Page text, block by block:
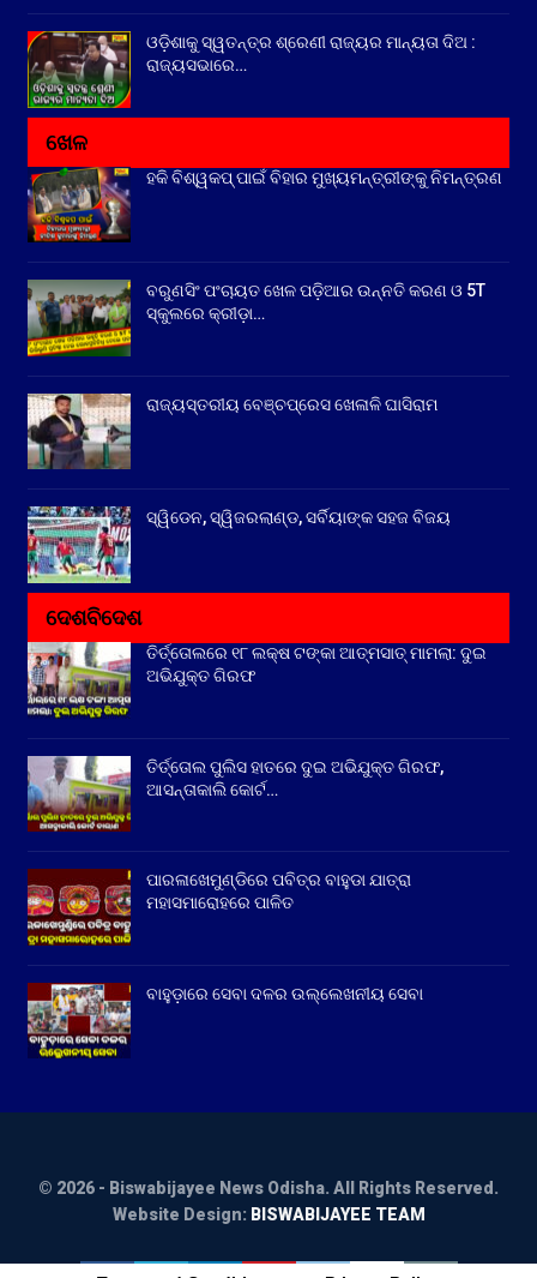
ଓଡ଼ିଶାକୁ ସ୍ୱତନ୍ତ୍ର ଶ୍ରେଣୀ ରାଜ୍ୟର ମାନ୍ୟତା ଦିଅ :
ରାଜ୍ୟସଭାରେ…
ଖେଳ
ହକି ବିଶ୍ୱକପ୍ ପାଇଁ ବିହାର ମୁଖ୍ୟମନ୍ତ୍ରୀଙ୍କୁ ନିମନ୍ତ୍ରଣ
ବରୁଣସିଂ ପଂଚାୟତ ଖେଳ ପଡ଼ିଆର ଉନ୍ନତି କରଣ ଓ 5T
ସ୍କୁଲରେ କ୍ରୀଡ଼ା…
ରାଜ୍ୟସ୍ତରୀୟ ବେଞ୍ଚପ୍ରେସ ଖେଳାଳି ଘାସିରାମ
ସ୍ୱିଡେନ, ସ୍ୱିଜରଲାଣ୍ଡ, ସର୍ବିୟାଙ୍କ ସହଜ ବିଜୟ
ଦେଶବିଦେଶ
ତିର୍ତ୍ତୋଲରେ ୧୮ ଲକ୍ଷ ଟଙ୍କା ଆତ୍ମସାତ୍ ମାମଲା: ଦୁଇ
ଅଭିଯୁକ୍ତ ଗିରଫ
ତିର୍ତ୍ତୋଲ ପୁଲିସ ହାତରେ ଦୁଇ ଅଭିଯୁକ୍ତ ଗିରଫ,
ଆସନ୍ତାକାଲି କୋର୍ଟ…
ପାରଳାଖେମୁଣ୍ଡିରେ ପବିତ୍ର ବାହୁଡା ଯାତ୍ରା
ମହାସମାରୋହରେ ପାଳିତ
ବାହୁଡ଼ାରେ ସେବା ଦଳର ଉଲ୍ଲେଖନୀୟ ସେବା
© 2026 - Biswabijayee News Odisha. All Rights Reserved.
Website Design: BISWABIJAYEE TEAM